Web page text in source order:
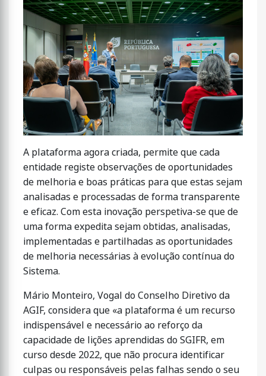
A plataforma agora criada, permite que cada
entidade registe observações de oportunidades
de melhoria e boas práticas para que estas sejam
analisadas e processadas de forma transparente
e eficaz. Com esta inovação perspetiva-se que de
uma forma expedita sejam obtidas, analisadas,
implementadas e partilhadas as oportunidades
de melhoria necessárias à evolução contínua do
Sistema.
Mário Monteiro, Vogal do Conselho Diretivo da
AGIF, considera que «a plataforma é um recurso
indispensável e necessário ao reforço da
capacidade de lições aprendidas do SGIFR, em
curso desde 2022, que não procura identificar
culpas ou responsáveis pelas falhas sendo o seu